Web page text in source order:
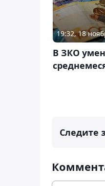
19:32, 18
В ЗКО
Следите